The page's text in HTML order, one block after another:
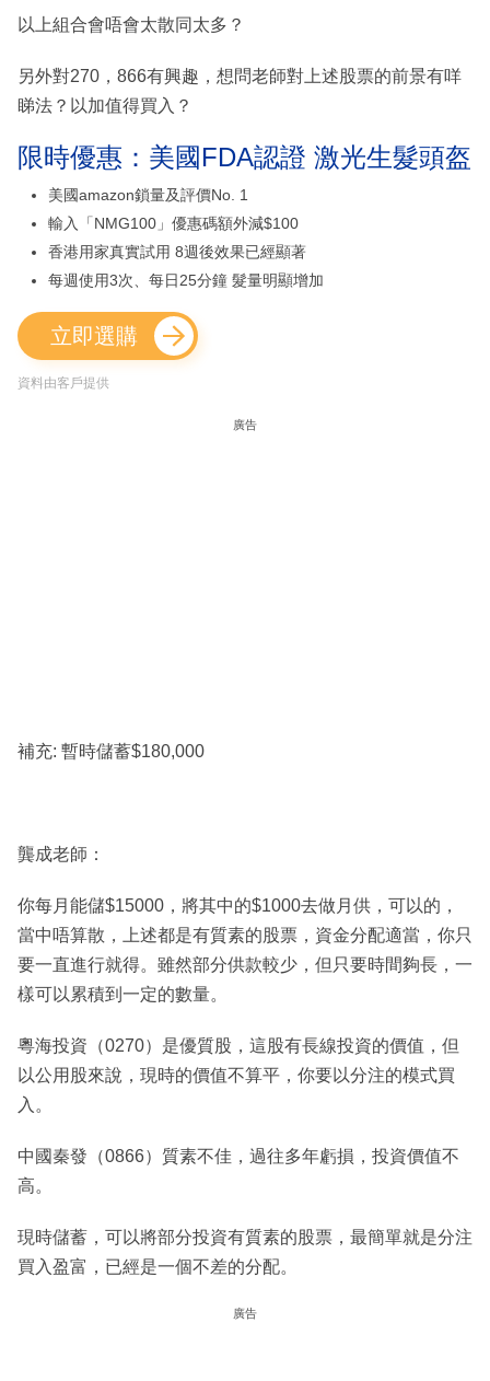
以上組合會唔會太散同太多？
另外對270，866有興趣，想問老師對上述股票的前景有咩
睇法？以加值得買入？
限時優惠：美國FDA認證 激光生髮頭盔
美國amazon鎖量及評價No. 1
輸入「NMG100」優惠碼額外減$100
香港用家真實試用 8週後效果已經顯著
每週使用3次、每日25分鐘 髮量明顯增加
立即選購
資料由客戶提供
廣告
補充: 暫時儲蓄$180,000
龔成老師：
你每月能儲$15000，將其中的$1000去做月供，可以的，
當中唔算散，上述都是有質素的股票，資金分配適當，你只
要一直進行就得。雖然部分供款較少，但只要時間夠長，一
樣可以累積到一定的數量。
粵海投資（0270）是優質股，這股有長線投資的價值，但
以公用股來說，現時的價值不算平，你要以分注的模式買
入。
中國秦發（0866）質素不佳，過往多年虧損，投資價值不
高。
現時儲蓄，可以將部分投資有質素的股票，最簡單就是分注
買入盈富，已經是一個不差的分配。
廣告